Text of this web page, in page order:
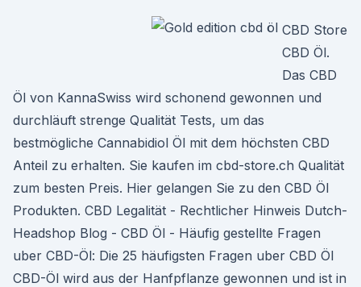
CBD Store
CBD Öl.
Das CBD
Öl von KannaSwiss wird schonend gewonnen und
durchläuft strenge Qualität Tests, um das
bestmögliche Cannabidiol Öl mit dem höchsten CBD
Anteil zu erhalten. Sie kaufen im cbd-store.ch Qualität
zum besten Preis. Hier gelangen Sie zu den CBD Öl
Produkten. CBD Legalität - Rechtlicher Hinweis Dutch-
Headshop Blog - CBD Öl - Häufig gestellte Fragen
uber CBD-Öl: Die 25 häufigsten Fragen uber CBD Öl
CBD-Öl wird aus der Hanfpflanze gewonnen und ist in